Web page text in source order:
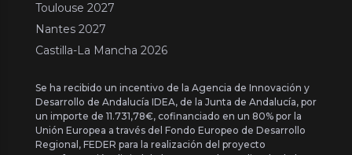
Toulouse 2027
Nantes 2027
Castilla-La Mancha 2026
Se ha recibido un incentivo de la Agencia de Innovación y
Desarrollo de Andalucía IDEA, de la Junta de Andalucía, por
un importe de 11.731,78€, cofinanciado en un 80% por la
Unión Europea a través del Fondo Europeo de Desarrollo
Regional, FEDER para la realización del proyecto